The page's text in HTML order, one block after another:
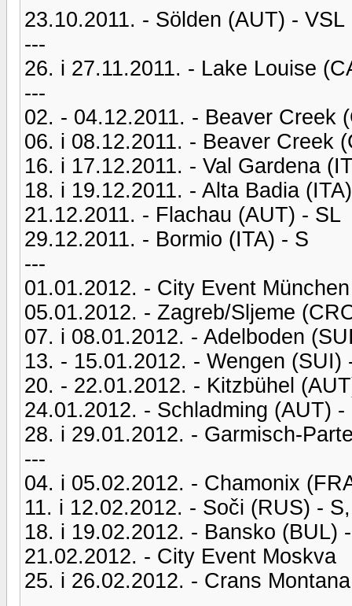
23.10.2011. - Sölden (AUT) - VSL
---
26. i 27.11.2011. - Lake Louise
---
02. - 04.12.2011. - Beaver Creek
06. i 08.12.2011. - Beaver Creek
16. i 17.12.2011. - Val Gardena
18. i 19.12.2011. - Alta Badia
21.12.2011. - Flachau (AUT) - SL
29.12.2011. - Bormio (ITA) - S
---
01.01.2012. - City Event München
05.01.2012. - Zagreb/Sljeme
07. i 08.01.2012. - Adelboden
13. - 15.01.2012. - Wengen (SUI)
20. - 22.01.2012. - Kitzbühel
24.01.2012. - Schladming (AUT) -
28. i 29.01.2012. - Garmisch-
---
04. i 05.02.2012. - Chamonix
11. i 12.02.2012. - Soči (RUS) -
18. i 19.02.2012. - Bansko (BUL)
21.02.2012. - City Event Moskva
25. i 26.02.2012. - Crans